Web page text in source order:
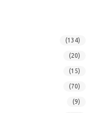
(134)
(20)
(15)
(70)
(9)